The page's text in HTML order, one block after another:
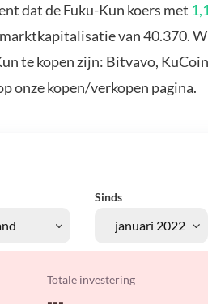
dat de Fuku-Kun koers met
van 40.370.
te kopen zijn: Bitvavo,
onze kopen/verkopen pagina.
Sinds
Totale investering